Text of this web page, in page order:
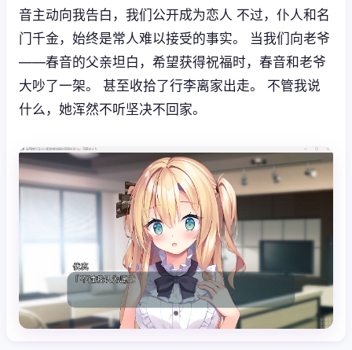
音主动向我告白，我们公开成为恋人 不过，仆人和名
门千金，始终是常人难以接受的事实。 当我们向老爷
——春音的父亲坦白，希望获得祝福时，春音和老爷
大吵了一架。 甚至收拾了行李离家出走。 不管我说
什么，她浑然不听坚决不回家。